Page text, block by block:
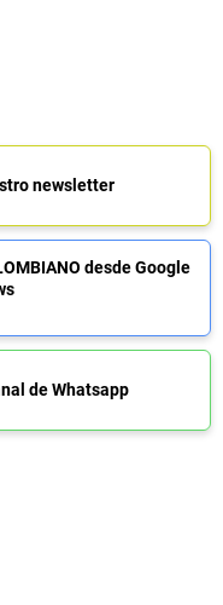
newsletter
desde Google
de Whatsapp